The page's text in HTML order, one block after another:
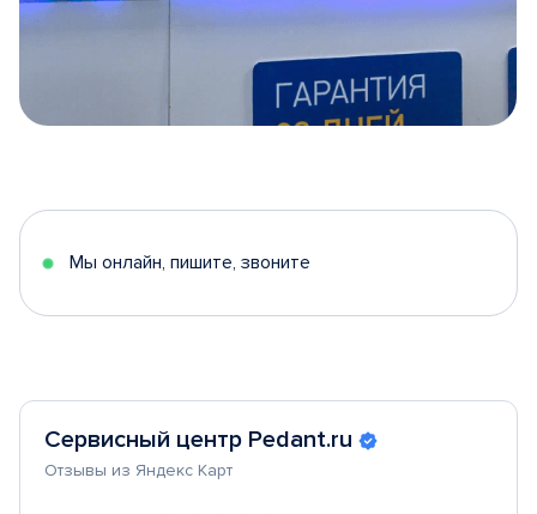
5
Мы онлайн, пишите, звоните
Сервисный центр Pedant.ru
Отзывы из Яндекс Карт